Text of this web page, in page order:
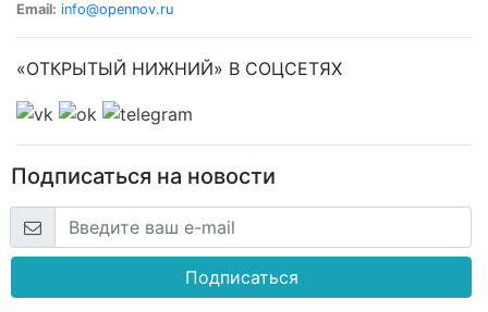
Email: info@opennov.ru
«ОТКРЫТЫЙ НИЖНИЙ» В СОЦСЕТЯХ
Подписаться на новости
Подписаться